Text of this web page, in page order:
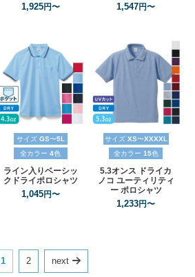
1,925円〜
1,547円〜
サイズ GS〜5L
全カラー 4色
ライン入りベーシッ
クドライポロシャツ
1,045円〜
サイズ XS〜XXXXL
全カラー 15色
5.3オンス ドライカ
ノコ ユーティリティ
ー ポロシャツ
1,233円〜
1 2 next